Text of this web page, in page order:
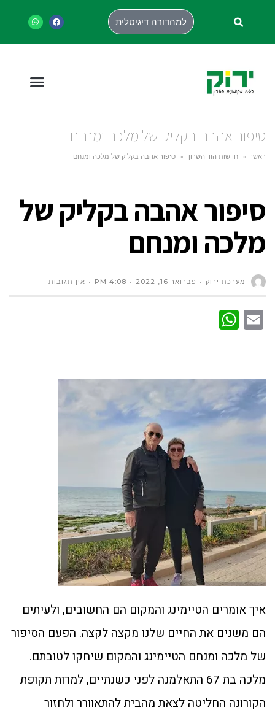
למהדורה דיגיטלית
סיפור אהבה בקליק של מלכה ומנחם
ראשי » חדשות הוד השרון » סיפור אהבה בקליק של מלכה ומנחם
סיפור אהבה בקליק של
מלכה ומנחם
מערכת ירוק פברואר 16, 2022 4:08 PM אין תגובות
Email
איך אומרים הטיימינג והמקום הם החשובים, ולעיתים
הם משנים את החיים שלנו מקצה לקצה. הפעם הסיפור
של מלכה ומנחם הטיימינג והמקום שיחקו לטובתם.
מלכה בת 67 התאלמנה לפני כשנתיים, למרות תקופת
הקורונה החליטה לצאת מהבית להתאוורר ולחזור